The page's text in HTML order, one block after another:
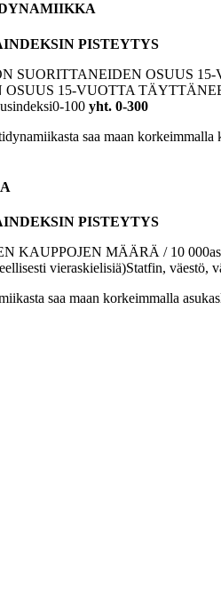
PISTEYTYS
OSUUS 15-
15-VUOTTA
100 yht. 0-300
saa maan
PISTEYTYS
KAUPPOJEN MÄÄRÄ / 10
vieraskielisiä)Statfin, väestö,
saa maan korkeimmalla